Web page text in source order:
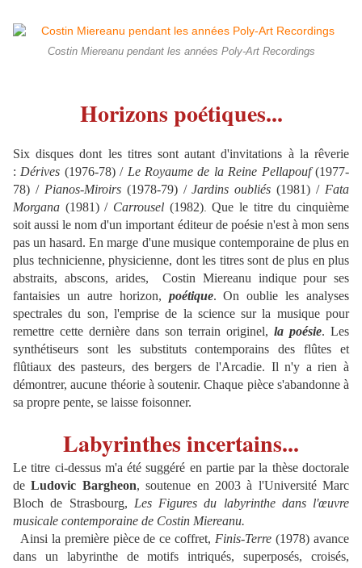
Costin Miereanu pendant les années Poly-Art Recordings
Horizons poétiques...
Six disques dont les titres sont autant d'invitations à la rêverie
: Dérives (1976-78) / Le Royaume de la Reine Pellapouf(1977-
78) / Pianos-Miroirs(1978-79) /Jardins oubliés (1981) / Fata
Morgana (1981) / Carrousel (1982).Que le titre du cinquième
soit aussi le nom d'un important éditeur de poésie n'est à mon sens
pas un hasard. En marge d'une musique contemporaine de plus en
plus technicienne, physicienne, dont les titres sont de plus en plus
abstraits, abscons, arides, Costin Miereanu indique pour ses
fantaisies un autre horizon, poétique. On oublie les analyses
spectrales du son, l'emprise de la science sur la musique pour
remettre cette dernière dans son terrain originel, la poésie. Les
synthétiseurs sont les substituts contemporains des flûtes et
flûtiaux des pasteurs, des bergers de l'Arcadie. Il n'y a rien à
démontrer, aucune théorie à soutenir. Chaque pièce s'abandonne à
sa propre pente, se laisse foisonner.
Labyrinthes incertains...
Le titre ci-dessus m'a été suggéré en partie par la thèse doctorale
deLudovic Bargheon, soutenue en 2003 à l'Université Marc
Bloch de Strasbourg, Les Figures du labyrinthe dans l'œuvre
musicale contemporaine de Costin Miereanu.
Ainsi la première pièce de ce coffret, Finis-Terre (1978) avance
dans un labyrinthe de motifs intriqués, superposés, croisés,